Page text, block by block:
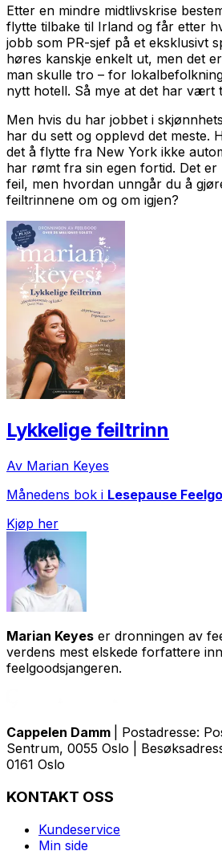
Etter en mindre midtlivskrise
flytte tilbake til Irland og får etter
jobb som PR-sjef på et eksklusivt
høres kanskje enkelt ut, men det
man skulle tro – for
nytt hotell. Så mye at det har vært
Men hvis du har jobbet i
har du sett og opplevd det meste.
det å flytte fra New York ikke
har rømt fra sin egen fortid. Det er
feil, men hvordan unngår du å
feiltrinnene om og om igjen?
Lykkelige feiltrinn
Av Marian Keyes
Månedens bok i Lesepause
Kjøp her
Marian Keyes er dronningen av
verdens mest elskede forfattere
feelgoodsjangeren.
Cappelen Damm
| Postadresse:
Sentrum, 0055 Oslo |
0161 Oslo
KONTAKT OSS
Kundeservice
Min side